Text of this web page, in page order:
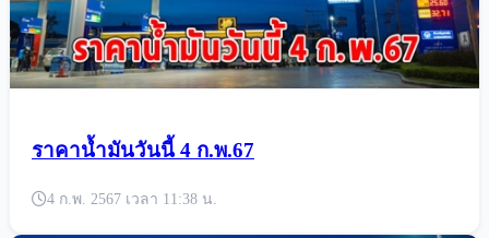
ราคาน้ำมันวันนี้ 4 ก.พ.67
4 ก.พ. 2567 เวลา 11:38 น.